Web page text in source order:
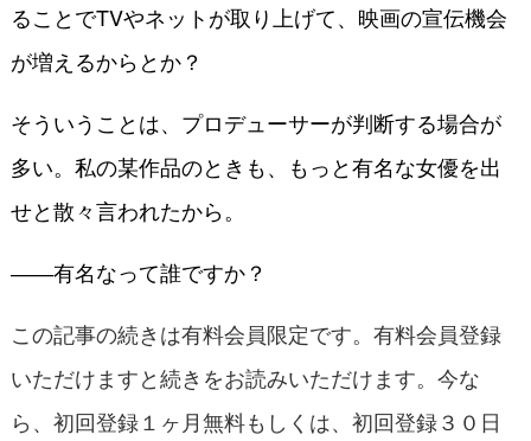
ることでTVやネットが取り上げて、映画の宣伝機会
が増えるからとか？
そういうことは、プロデューサーが判断する場合が
多い。私の某作品のときも、もっと有名な女優を出
せと散々言われたから。
――有名なって誰ですか？
この記事の続きは有料会員限定です。有料会員登録
いただけますと続きをお読みいただけます。今な
ら、初回登録１ヶ月無料もしくは、初回登録３０日